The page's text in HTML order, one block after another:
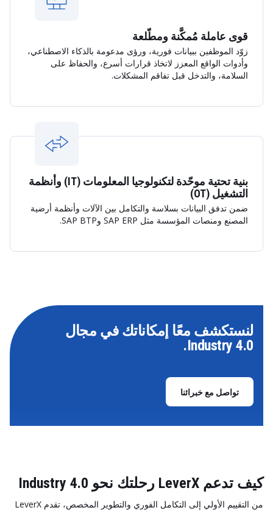
قوى عاملة مُمكَّنة ومطّلعة
زوّد الموظفين ببيانات فورية، ورؤى مدعومة بالذكاء الاصطناعي،
وأدوات الواقع المعزز لاتخاذ قرارات أسرع، والحفاظ على
السلامة، والتدخل قبل تفاقم المشكلات.
بنية تحتية موحّدة لتكنولوجيا المعلومات (IT) وأنظمة
التشغيل (OT)
ضمن تدفق البيانات بسلاسة والتكامل بين الآلات وأنظمة أرضية
المصنع ومنصات المؤسسة مثل SAP ERP وSAP BTP.
لنستكشف معًا إمكاناتك في مجال
Industry 4.0.
تواصل مع خبرائنا
كيف تدعم LeverX رحلتك نحو Industry 4.0
من التقييم الأولي إلى التكامل الفوري والتطوير المخصص، تقدم LeverX